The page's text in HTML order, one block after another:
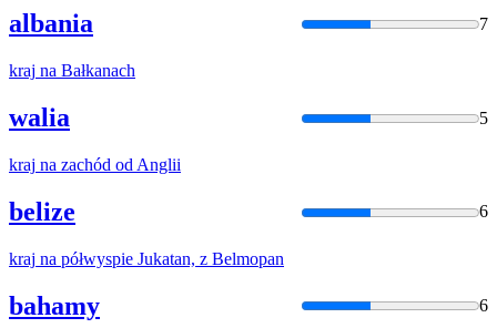
albania 7
kraj na Bałkanach
walia 5
kraj na zachód od Anglii
belize 6
kraj na półwyspie Jukatan, z Belmopan
bahamy 6